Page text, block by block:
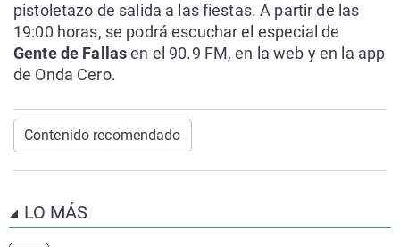
pistoletazo de salida a las fiestas. A partir de las
19:00 horas, se podrá escuchar el especial de
Gente de Fallasen el 90.9 FM, en la web y en la app
de Onda Cero.
Contenido recomendado
LO MÁS